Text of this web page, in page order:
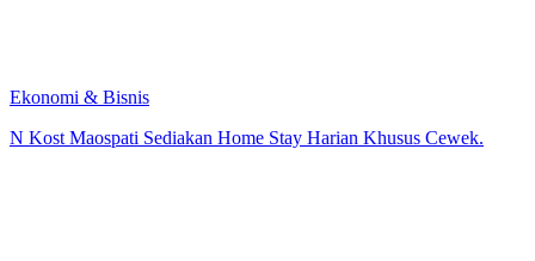
Ekonomi & Bisnis
N Kost Maospati Sediakan Home Stay Harian Khusus Cewek.